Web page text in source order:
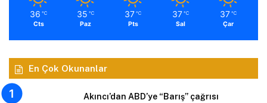
36 ℃
Cts
35 ℃
Paz
37 ℃
Pts
37 ℃
Sal
37 ℃
Çar
En Çok Okunanlar
Akıncı’dan ABD’ye “Barış” çağrısı